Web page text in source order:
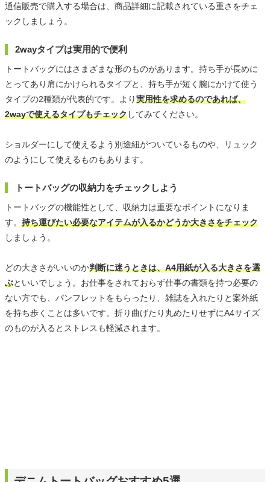
通信販売で購入する場合は、商品詳細に記載されている重さをチェ
ックしましょう。
2wayタイプは実用的で便利
トートバッグにはさまざまな形のものがあります。持ち手が長めに
とってあり肩にかけられるタイプと、持ち手が短く腕にかけて使う
タイプの2種類が代表的です。より実用性を求めるのであれば、
2wayで使えるタイプもチェックしてみてください。
ショルダーにして使えるよう別途紐がついているものや、リュック
のようにして使えるものもあります。
トートバッグの収納力をチェックしよう
トートバッグの機能性として、収納力は重要なポイントになりま
す。 持ち運びたい必要なアイテムが入るかどうか大きさをチェック
しましょう。
どの大きさがいいのか判断に迷うときは、A4用紙が入る大きさを選
ぶといいでしょう。お仕事をされておらず仕事の書類を持つ必要の
ない方でも、パンフレットをもらったり、雑誌を入れたりと案外紙
を持ち歩くことは多いです。折り曲げたり丸めたりせずにA4サイズ
のものが入るとストレスも軽減されます。